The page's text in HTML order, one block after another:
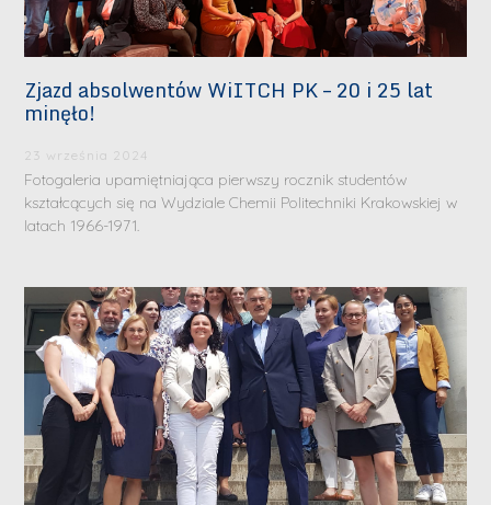
Zjazd absolwentów WiITCH PK – 20 i 25 lat
minęło!
23 września 2024
Fotogaleria upamiętniająca pierwszy rocznik studentów
kształcących się na Wydziale Chemii Politechniki Krakowskiej w
latach 1966-1971.